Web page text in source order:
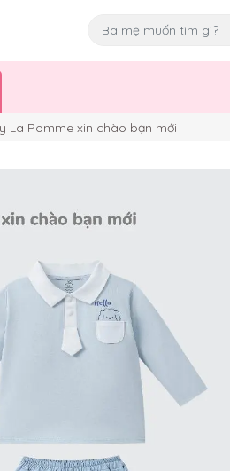
La Pomme xin chào bạn mới